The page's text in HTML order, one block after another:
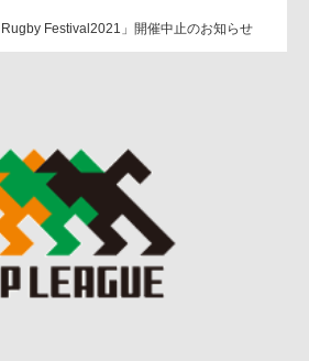
Rugby Festival2021」開催中止のお知らせ